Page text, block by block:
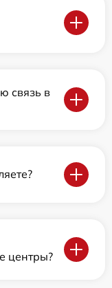
связь в
центры?